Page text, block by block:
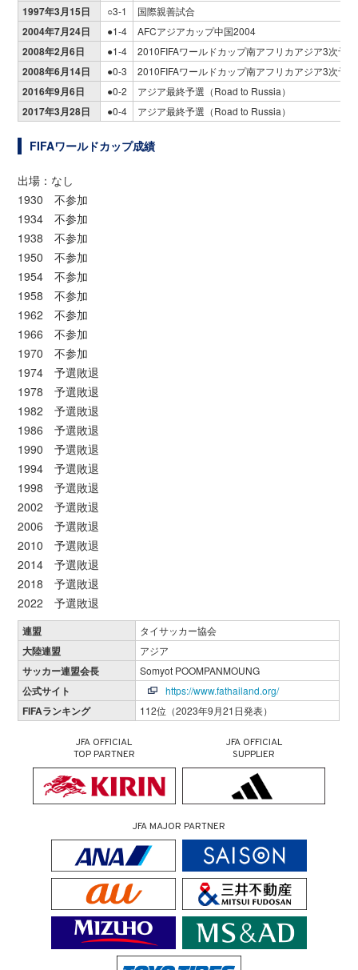
1997年3月15日 ○3-1 国際親善試合
2004年7月24日 ●1-4 AFCアジアカップ中国2004
2008年2月6日 ●1-4 2010FIFAワールドカップ南アフリカアジア3次予選
2008年6月14日 ●0-3 2010FIFAワールドカップ南アフリカアジア3次予選
2016年9月6日 ●0-2 アジア最終予選（Road to Russia）
2017年3月28日 ●0-4 アジア最終予選（Road to Russia）
FIFAワールドカップ成績
出場：なし
1930 不参加
1934 不参加
1938 不参加
1950 不参加
1954 不参加
1958 不参加
1962 不参加
1966 不参加
1970 不参加
1974 予選敗退
1978 予選敗退
1982 予選敗退
1986 予選敗退
1990 予選敗退
1994 予選敗退
1998 予選敗退
2002 予選敗退
2006 予選敗退
2010 予選敗退
2014 予選敗退
2018 予選敗退
2022 予選敗退
連盟 タイサッカー協会
大陸連盟 アジア
サッカー連盟会長 Somyot POOMPANMOUNG
公式サイト https://www.fathailand.org/
FIFAランキング 112位（2023年9月21日発表）
JFA OFFICIAL
TOP PARTNER
JFA OFFICIAL
SUPPLIER
JFA MAJOR PARTNER